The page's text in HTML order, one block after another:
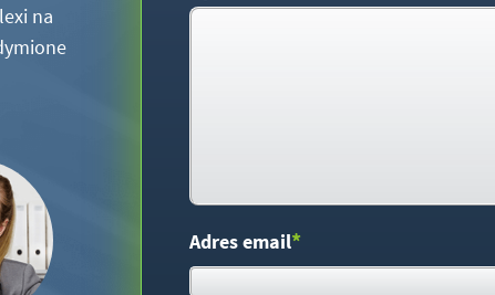
na
Adres email*